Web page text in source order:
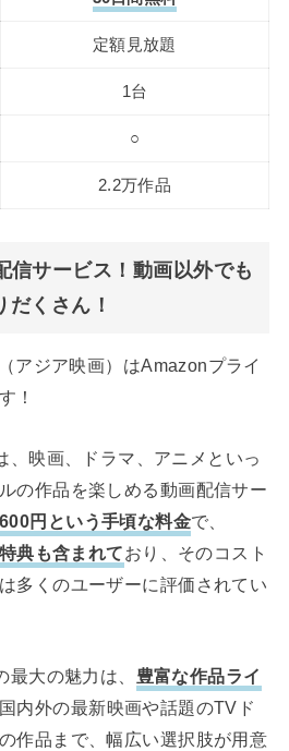
定額見放題
1台
○
2.2万作品
信サービス！動画以外でも
くさん！
アジア映画）はAmazonプライ
！
映画、ドラマ、アニメといっ
の作品を楽しめる動画配信サー
円という手頃な料金で、
典も含まれており、そのコスト
多くのユーザーに評価されてい
大の魅力は、 豊富な作品ライ
内外の最新映画や話題のTVド
作品まで、幅広い選択肢が用意